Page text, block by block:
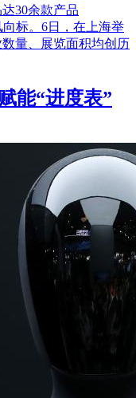
标。6日，在上海举
量、展览面积均创历
能“进度表”